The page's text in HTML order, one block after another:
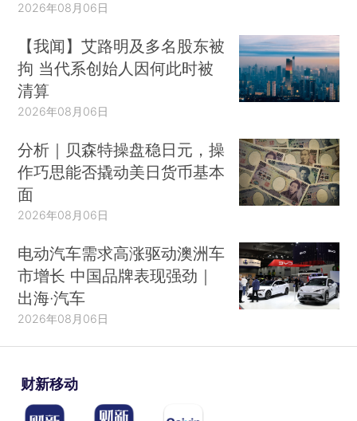
2026年08月06日
【我闻】艾路明及多名股东被
拘 当代系创始人因何此时被
清算
2026年08月06日
分析｜贝森特操盘稳日元，操
作巧思能否撬动美日货币基本
面
2026年08月06日
电动汽车需求高涨驱动澳洲车
市增长 中国品牌表现强劲｜
出海·汽车
2026年08月06日
财新移动